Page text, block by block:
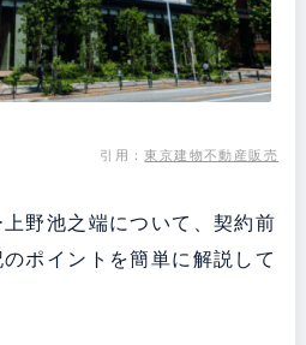
引用：東京建物不動産販売
野池之端について、契約前
ポイントを簡単に解説して